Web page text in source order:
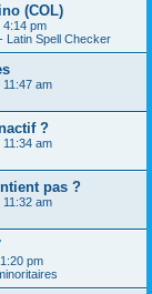
(COL)
4:14 pm
Latin Spell Checker
am
?
am
pas ?
am
pm